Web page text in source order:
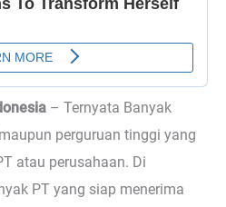
– Ternyata Banyak
perguruan tinggi yang
atau perusahaan. Di
PT yang siap menerima